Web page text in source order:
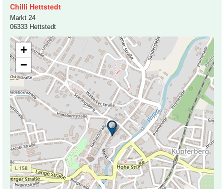
Chilli Hettstedt
Markt 24
06333 Hettstedt
+
−